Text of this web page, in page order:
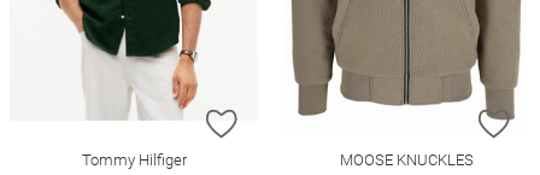
ZUR WUNSCHLISTE HINZUFÜGEN
Tommy Hilfiger MOOSE KNUCKLES